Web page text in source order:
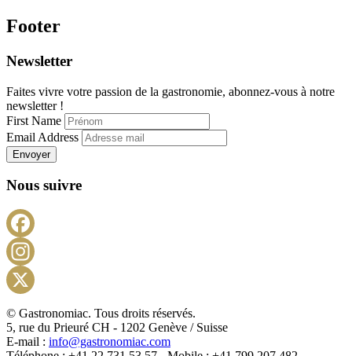
Footer
Newsletter
Faites vivre votre passion de la gastronomie, abonnez-vous à notre
newsletter !
First Name
Email Address
Envoyer
Nous suivre
X
© Gastronomiac. Tous droits réservés.
5, rue du Prieuré CH - 1202 Genève / Suisse
E-mail : info@gastronomiac.com